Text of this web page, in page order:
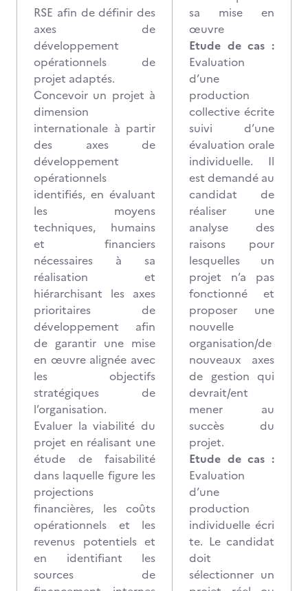
RSE afin de définir des
axes de
développement
opérationnels de
projet adaptés.
Concevoir un projet à
dimension
internationale à partir
des axes de
développement
opérationnels
identifiés, en évaluant
les moyens
techniques, humains
et financiers
nécessaires à sa
réalisation et
hiérarchisant les axes
prioritaires de
développement afin
de garantir une mise
en œuvre alignée avec
les objectifs
stratégiques de
l’organisation.
Evaluer la viabilité du
projet en réalisant une
étude de faisabilité
dans laquelle figure les
projections
financières, les coûts
opérationnels et les
revenus potentiels et
en identifiant les
sources de
sa mise en
œuvre
Etude de cas :
Evaluation
d’une
production
collective écrite
suivi d’une
évaluation orale
individuelle. Il
est demandé au
candidat de
réaliser une
analyse des
raisons pour
lesquelles un
projet n’a pas
fonctionné et
proposer une
nouvelle
organisation/de
nouveaux axes
de gestion qui
devrait/ent
mener au
succès du
projet.
Etude de cas :
Evaluation
d’une
production
individuelle écri
te. Le candidat
doit
sélectionner un